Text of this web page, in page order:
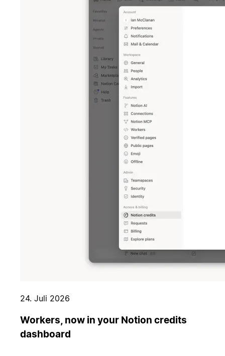
24. Juli 2026
Workers, now in your Notion credits
dashboard